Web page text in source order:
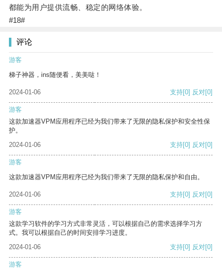
都能为用户提供流畅、稳定的网络体验。
#18#
评论
游客
梯子神器，ins随便看，美美哒！
2024-01-06 支持[0] 反对[0]
游客
这款加速器VPM应用程序已经为我们带来了无限的隐私保护和安全性保
护。
2024-01-06
支持[0] 反对[0]
游客
这款加速器VPM应用程序已经为我们带来了无限的隐私保护和自由。
2024-01-06 支持[0] 反对[0]
游客
这款学习软件的学习方式非常灵活，可以根据自己的需求选择学习方
式。我可以根据自己的时间安排学习进度。
2024-01-06
支持[0] 反对[0]
游客